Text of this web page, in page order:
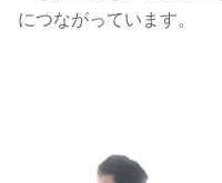
につながっています。